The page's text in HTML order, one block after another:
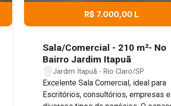
R$ 7.000,00 L
Sala/Comercial - 210 m²- No
Bairro Jardim Itapuã
Jardim Itapuã - Rio Claro/SP
Excelente Sala Comercial, ideal para
Escritórios, consultórios, empresas e